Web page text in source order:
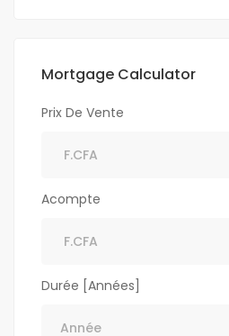
Mortgage Calculator
Prix De Vente
Acompte
Durée [Années]